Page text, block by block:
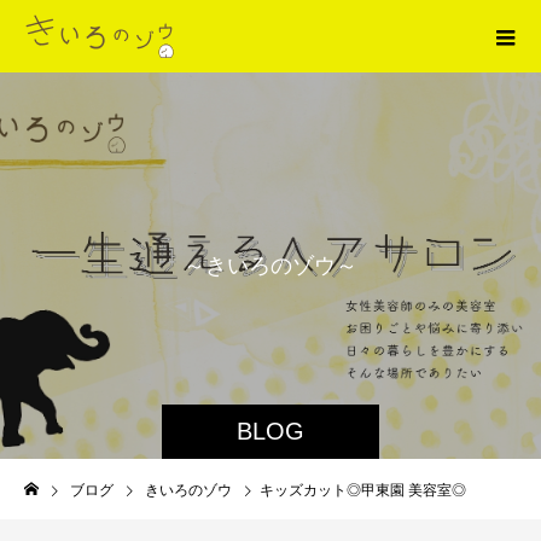
BLOG
～きいろのゾウ～
ブログ きいろのゾウ キッズカット◎甲東園 美容室◎